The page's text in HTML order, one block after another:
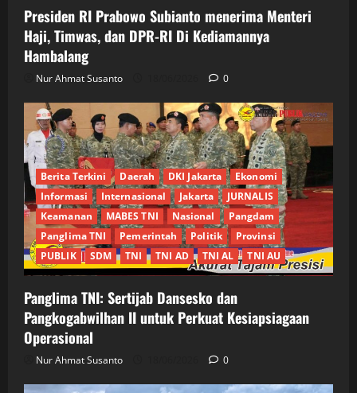
Presiden RI Prabowo Subianto menerima Menteri
Haji, Timwas, dan DPR-RI Di Kediamannya
Hambalang
Nur Ahmat Susanto 0
Berita Terkini Daerah DKI Jakarta
Ekonomi
Informasi
Internasional Jakarta
JURNALIS
Keamanan
MABES TNI Nasional
Pangdam
Panglima TNI
Pemerintah Politik
Provinsi
PUBLIK
SDM TNI TNI AD TNI AL TNI AU
Panglima TNI: Sertijab Dansesko dan
Pangkogabwilhan II untuk Perkuat Kesiapsiagaan
Operasional
Nur Ahmat Susanto 0